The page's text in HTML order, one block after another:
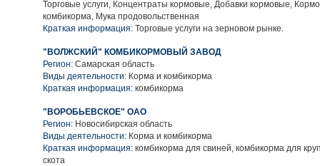
Торговые услуги, Концентраты кормовые, Добавки кормовые,
комбикорма, Мука продовольственная
Краткая информация: Торговые услуги на зерновом рынке.
"ВОЛЖСКИЙ" КОМБИКОРМОВЫЙ ЗАВОД
Регион: Самарская область
Виды деятельности: Корма и комбикорма
Краткая информация: комбикорма
"ВОРОБЬЕВСКОЕ" ОАО
Регион: Новосибирская область
Виды деятельности: Корма и комбикорма
Краткая информация: комбикорма для свиней, комбикорма для
скота